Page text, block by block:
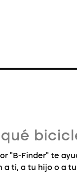
"B-Finder" te
a ti, a tu hijo o a